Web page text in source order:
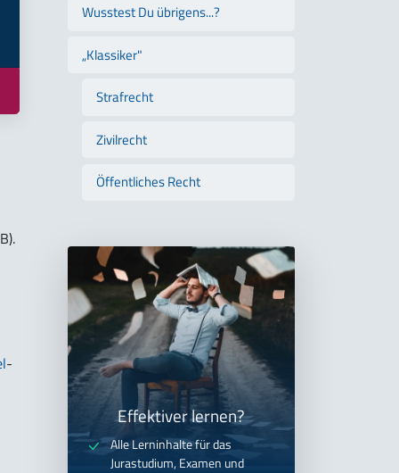
-
Wusstest Du übrigens...?
„Klassiker"
Strafrecht
Zivilrecht
Öffentliches Recht
Effektiver lernen?
Alle Lerninhalte für das
Jurastudium, Examen und